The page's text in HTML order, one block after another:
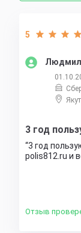
5
3 год
3 год
polis812.ru и
Отзыв